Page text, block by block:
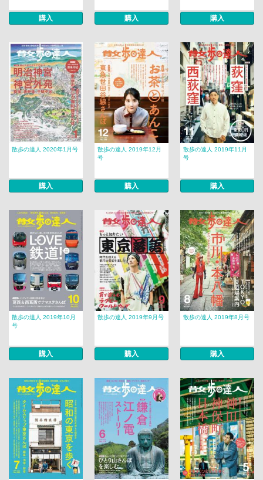
購入 購入 購入
散歩の達人 2020年1月号
購入
散歩の達人 2019年12月
号
購入
散歩の達人 2019年11月
号
購入
散歩の達人 2019年10月
号
購入
散歩の達人 2019年9月号
購入
散歩の達人 2019年8月号
購入